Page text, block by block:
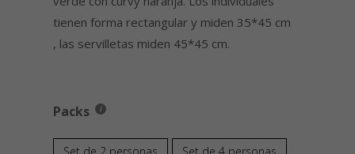
desde
70,00€
tienen forma rectangular y miden 35*45 cm
, las servilletas miden 45*45 cm.
Packs